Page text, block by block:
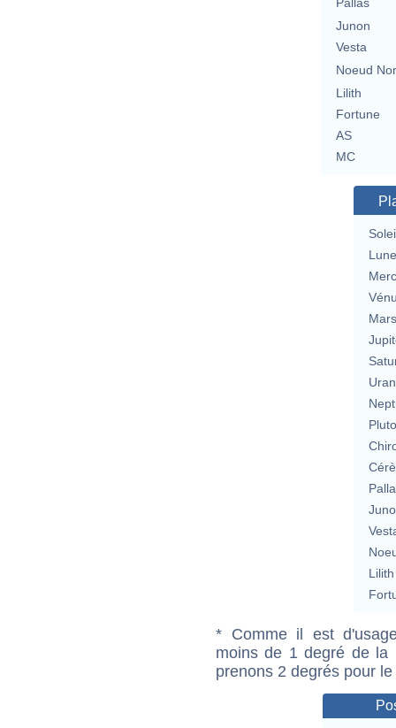
Pallas
Junon
Vesta
Noeud
Lilith
Fortune
AS
MC
Lune
Mars
Lilith
* Comme il est
moins de 1 degré de la
prenons 2 degrés pour